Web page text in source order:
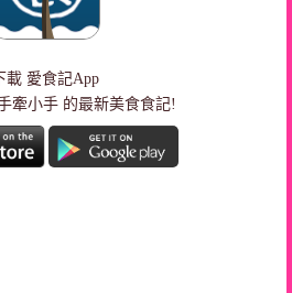
下載 愛食記App
牽小手 的最新美食食記!